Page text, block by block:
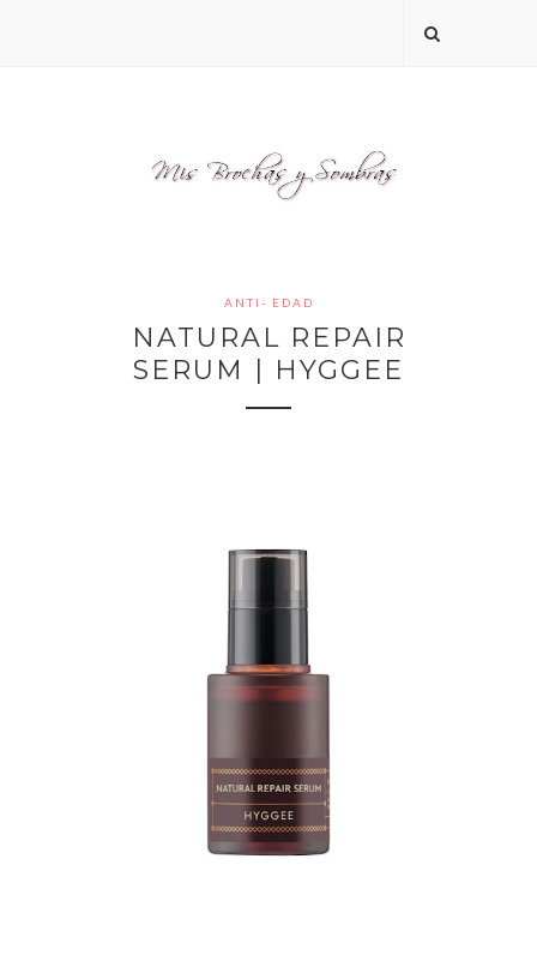
ANTI- EDAD
NATURAL REPAIR
SERUM | HYGGEE